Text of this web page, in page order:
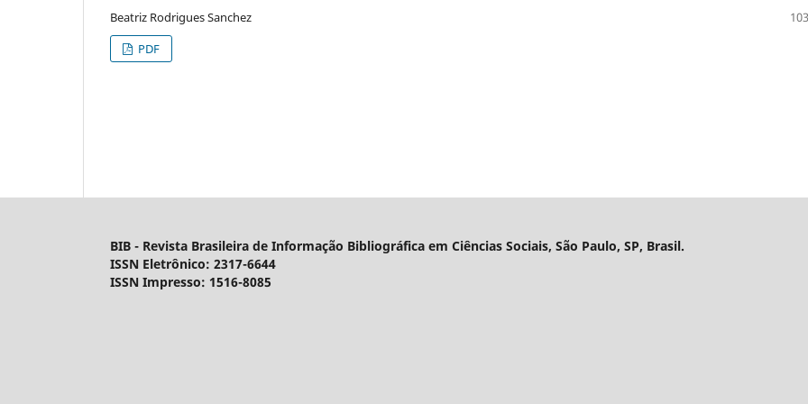
Beatriz Rodrigues Sanchez
PDF
BIB - Revista Brasileira de Informação Bibliográfica em Ciências Sociais, São Paulo, SP, Brasil.
ISSN Eletrônico: 2317-6644
ISSN Impresso: 1516-8085